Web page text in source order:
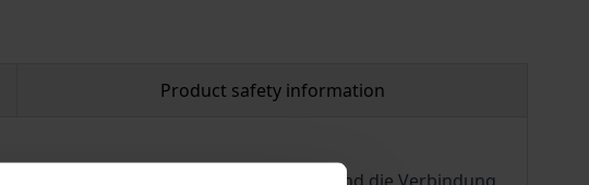
Product safety information